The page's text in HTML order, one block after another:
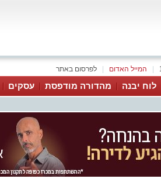
לפרסום באתר המייל האדום
לוח יבנה מהדורה מודפסת עסקים